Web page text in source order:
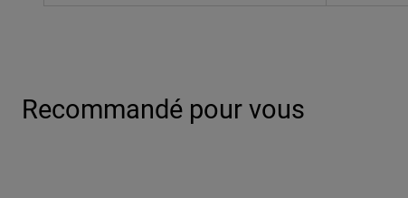
Recommandé pour vous